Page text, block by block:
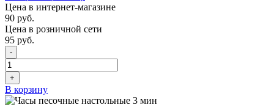
Цена в интернет-магазине
90 руб.
Цена в розничной сети
95 руб.
-
+
В корзину